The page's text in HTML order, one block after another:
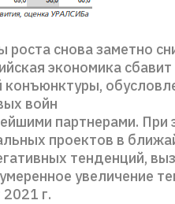
роста снова заметно
экономика
войн
партнерами. При
проектов в
тенденций,
увеличение
г.